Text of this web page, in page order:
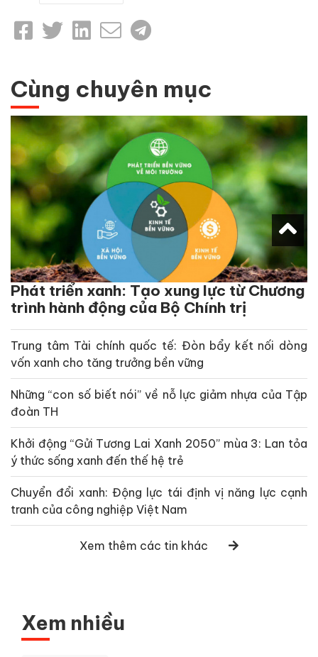
Cùng chuyên mục
Phát triển xanh: Tạo xung lực từ Chương
trình hành động của Bộ Chính trị
Trung tâm Tài chính quốc tế: Đòn bẩy kết nối dòng
vốn xanh cho tăng trưởng bền vững
Những “con số biết nói” về nỗ lực giảm nhựa của Tập
đoàn TH
Khởi động “Gửi Tương Lai Xanh 2050” mùa 3: Lan tỏa
ý thức sống xanh đến thế hệ trẻ
Chuyển đổi xanh: Động lực tái định vị năng lực cạnh
tranh của công nghiệp Việt Nam
Xem thêm các tin khác
Xem nhiều